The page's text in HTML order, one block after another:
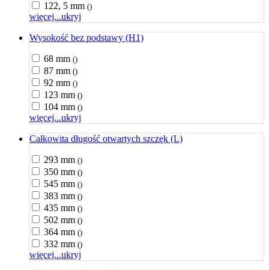
122, 5 mm ()
więcej...ukryj
Wysokość bez podstawy (H1)
68 mm ()
87 mm ()
92 mm ()
123 mm ()
104 mm ()
więcej...ukryj
Całkowita długość otwartych szczęk (L)
293 mm ()
350 mm ()
545 mm ()
383 mm ()
435 mm ()
502 mm ()
364 mm ()
332 mm ()
więcej...ukryj